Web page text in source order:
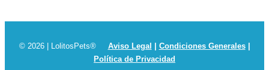
© 2026 | LolitosPets® Aviso Legal Condiciones Generales|
Política de Privacidad